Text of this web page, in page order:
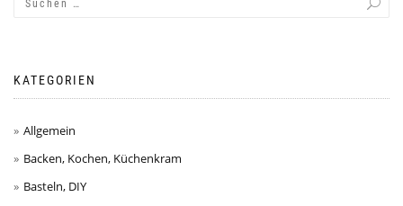
KATEGORIEN
Allgemein
Backen, Kochen, Küchenkram
Basteln, DIY